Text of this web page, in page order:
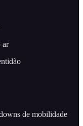
ar
de mobilidade